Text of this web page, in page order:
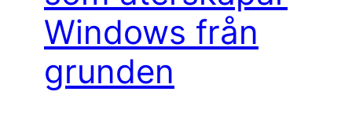
Windows från
grunden